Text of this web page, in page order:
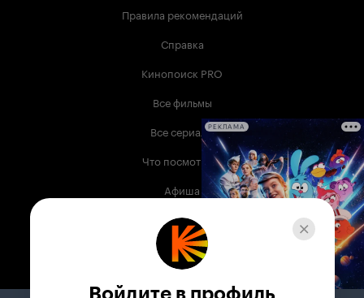
Правила рекомендаций
Справка
Кинопоиск PRO
Все фильмы
Все сериалы
Что посмотреть
Афиша
Музыка
Телепрограмма
РЕКЛАМА